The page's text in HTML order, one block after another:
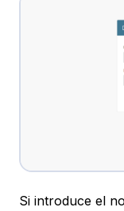
Si introduce el